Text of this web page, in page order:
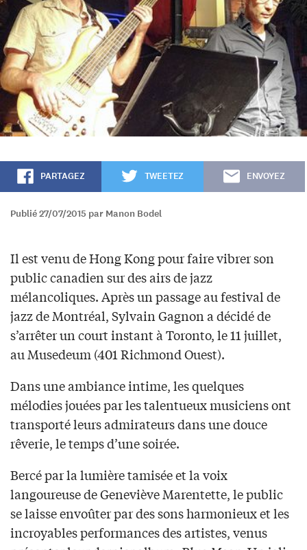
PARTAGEZ TWEETEZ ENVOYEZ
Publié 27/07/2015 par Manon Bodel
Il est venu de Hong Kong pour faire vibrer son
public canadien sur des airs de jazz
mélancoliques. Après un passage au festival de
jazz de Montréal, Sylvain Gagnon a décidé de
s’arrêter un court instant à Toronto, le 11 juillet,
au Musedeum (401 Richmond Ouest).
Dans une ambiance intime, les quelques
mélodies jouées par les talentueux musiciens ont
transporté leurs admirateurs dans une douce
rêverie, le temps d’une soirée.
Bercé par la lumière tamisée et la voix
langoureuse de Geneviève Marentette, le public
se laisse envoûter par des sons harmonieux et les
incroyables performances des artistes, venus